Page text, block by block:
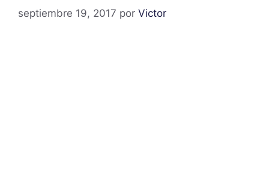
septiembre 19, 2017 por Victor